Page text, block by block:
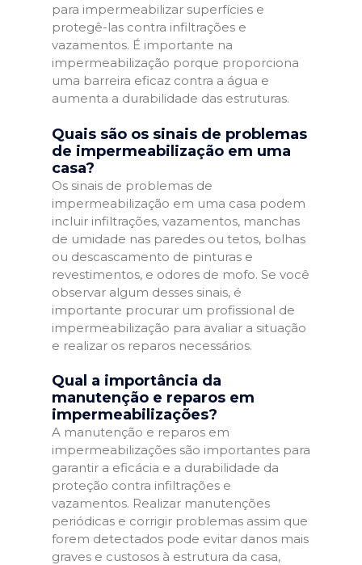
para impermeabilizar superfícies e
protegê-las contra infiltrações e
vazamentos. É importante na
impermeabilização porque proporciona
uma barreira eficaz contra a água e
aumenta a durabilidade das estruturas.
Quais são os sinais de problemas
de impermeabilização em uma
casa?
Os sinais de problemas de
impermeabilização em uma casa podem
incluir infiltrações, vazamentos, manchas
de umidade nas paredes ou tetos, bolhas
ou descascamento de pinturas e
revestimentos, e odores de mofo. Se você
observar algum desses sinais, é
importante procurar um profissional de
impermeabilização para avaliar a situação
e realizar os reparos necessários.
Qual a importância da
manutenção e reparos em
impermeabilizações?
A manutenção e reparos em
impermeabilizações são importantes para
garantir a eficácia e a durabilidade da
proteção contra infiltrações e
vazamentos. Realizar manutenções
periódicas e corrigir problemas assim que
forem detectados pode evitar danos mais
graves e custosos à estrutura da casa,